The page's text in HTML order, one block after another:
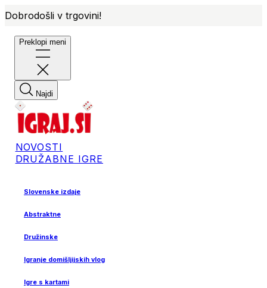
Dobrodošli v trgovini!
Preklopi meni
Najdi
NOVOSTI
DRUŽABNE IGRE
Slovenske izdaje
Abstraktne
Družinske
Igranje domišljijskih vlog
Igre s kartami